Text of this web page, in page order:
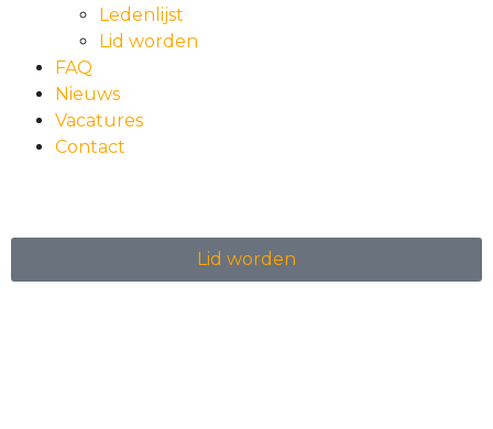
Ledenlijst
Lid worden
FAQ
Nieuws
Vacatures
Contact
Lid worden